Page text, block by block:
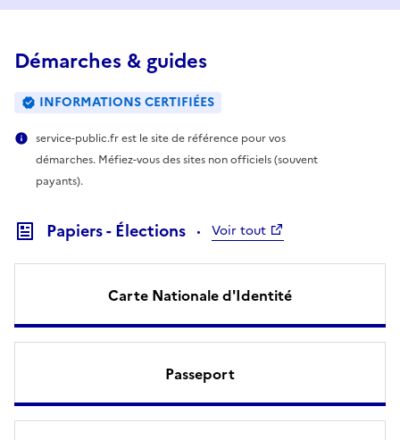
Démarches & guides
INFORMATIONS CERTIFIÉES
service-public.fr est le site de référence pour vos
démarches. Méfiez-vous des sites non officiels (souvent
payants).
Papiers - Élections Voir tout
Carte Nationale d'Identité
Passeport